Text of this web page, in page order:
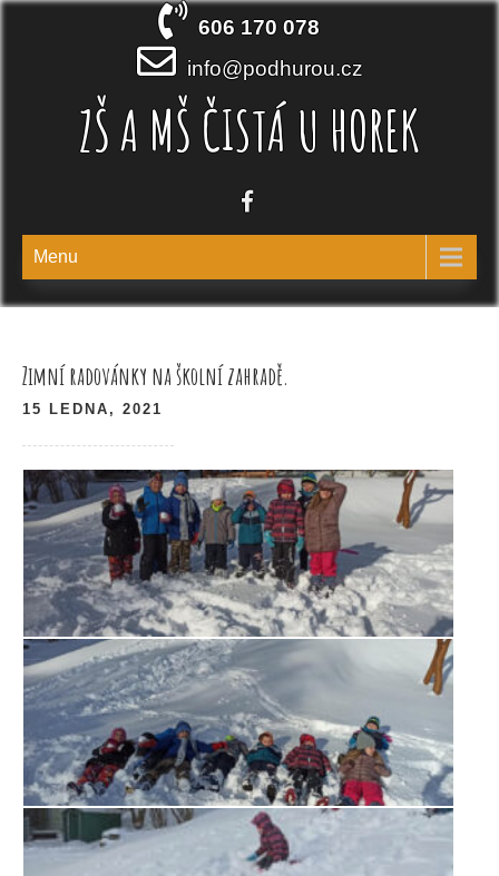
Skip
606 170 078
info@podhurou.cz
ZŠ A MŠ ČISTÁ U HOREK
Menu
Zimní radovánky na školní zahradě.
15 LEDNA, 2021